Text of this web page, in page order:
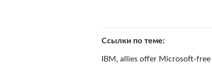
Ссылки по теме
IBM, allies offer Microsoft-